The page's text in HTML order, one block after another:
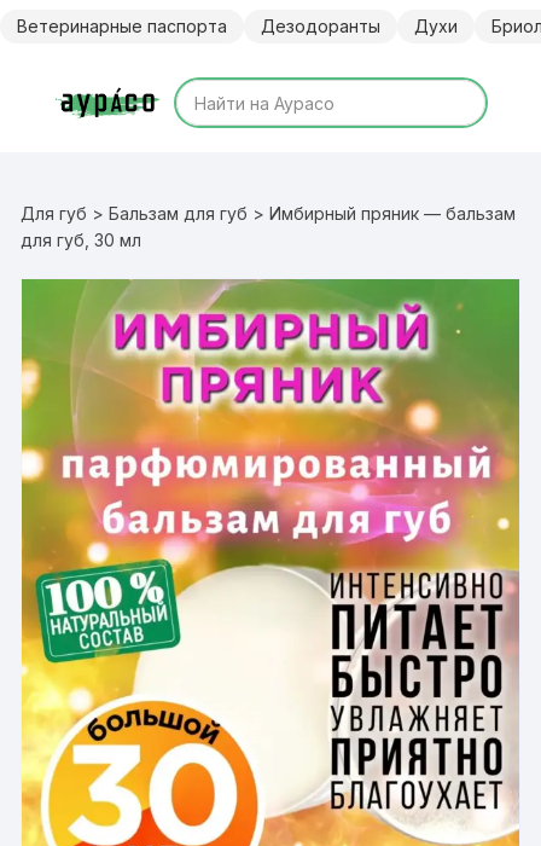
Ветеринарные паспорта Дезодоранты Духи
Для губ >Бальзам для губ > Имбирный пряник — бальзам
для губ, 30 мл